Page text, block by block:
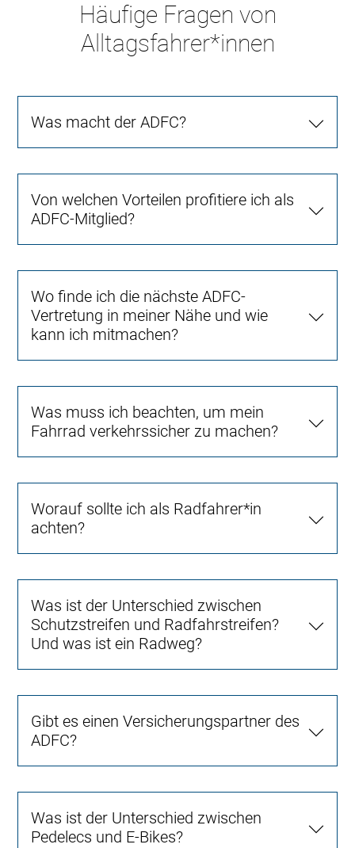
Häufige Fragen von
Alltagsfahrer*innen
Was macht der ADFC?
Von welchen Vorteilen profitiere ich als
ADFC-Mitglied?
Wo finde ich die nächste ADFC-
Vertretung in meiner Nähe und wie
kann ich mitmachen?
Was muss ich beachten, um mein
Fahrrad verkehrssicher zu machen?
Worauf sollte ich als Radfahrer*in
achten?
Was ist der Unterschied zwischen
Schutzstreifen und Radfahrstreifen?
Und was ist ein Radweg?
Gibt es einen Versicherungspartner des
ADFC?
Was ist der Unterschied zwischen
Pedelecs und E-Bikes?